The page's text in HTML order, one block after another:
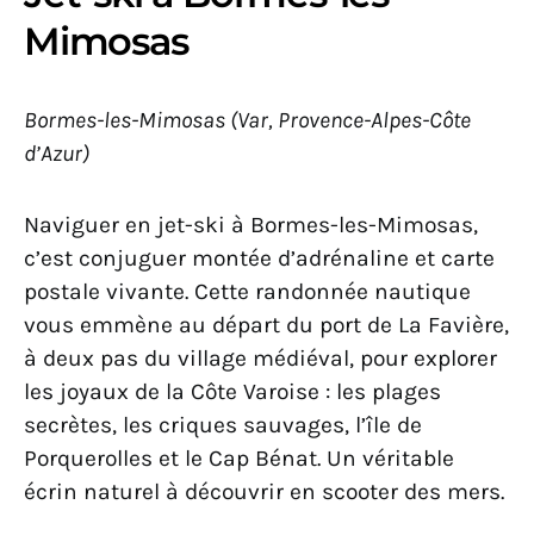
Mimosas
Bormes-les-Mimosas (Var, Provence-Alpes-Côte
d’Azur)
Naviguer en jet-ski à Bormes-les-Mimosas,
c’est conjuguer montée d’adrénaline et carte
postale vivante. Cette randonnée nautique
vous emmène au départ du port de La Favière,
à deux pas du village médiéval, pour explorer
les joyaux de la Côte Varoise : les plages
secrètes, les criques sauvages, l’île de
Porquerolles et le Cap Bénat. Un véritable
écrin naturel à découvrir en scooter des mers.